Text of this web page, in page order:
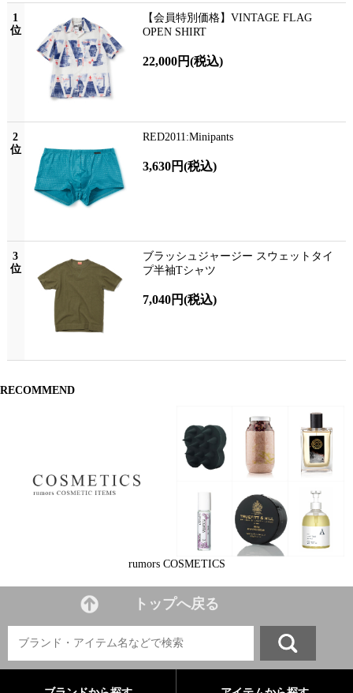
1
位
【会員特別価格】VINTAGE FLAG
OPEN SHIRT
22,000円(税込)
2
位
RED2011:Minipants
3,630円(税込)
3
位
ブラッシュジャージー スウェットタイ
プ半袖Tシャツ
7,040円(税込)
RECOMMEND
rumors COSMETICS
トップへ戻る